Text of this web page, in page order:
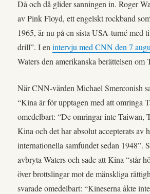
Då och då glider sanningen in. Roger
av Pink Floyd, ett engelskt rockband
1965, är nu på en sista USA-turné med
drill”. I enintervju med CNN den 7
Waters den amerikanska berättelsen om
När CNN-värden Michael Smerconish
“Kina är för upptagen med att omringa
omedelbart: “De omringar inte Taiwan,
Kina och det har absolut accepterats av
internationella samfundet sedan 1948”.
avbryta Waters och sade att Kina “står
över brottslingar mot de mänskliga
svarade omedelbart: “Kineserna åkte